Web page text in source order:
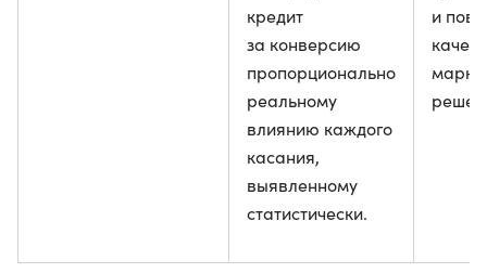
кредит
за конверсию
пропорционально
реальному
влиянию каждого
касания,
выявленному
статистически.
и